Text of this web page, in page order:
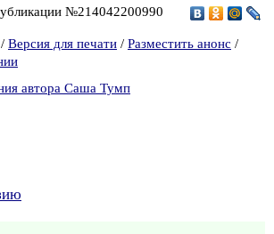
№214042200990
/ Версия для печати / Разместить анонс /
автора Саша Тумп